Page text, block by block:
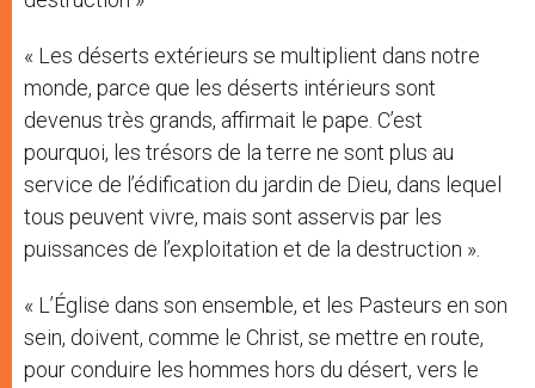
« Les déserts extérieurs se multiplient dans notre
monde, parce que les déserts intérieurs sont
devenus très grands, affirmait le pape. C’est
pourquoi, les trésors de la terre ne sont plus au
service de l’édification du jardin de Dieu, dans lequel
tous peuvent vivre, mais sont asservis par les
puissances de l’exploitation et de la destruction ».
« L’Église dans son ensemble, et les Pasteurs en son
sein, doivent, comme le Christ, se mettre en route,
pour conduire les hommes hors du désert, vers le